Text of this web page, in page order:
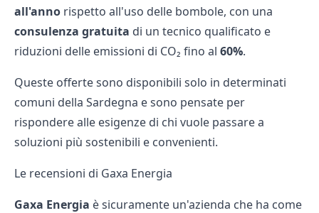
all'anno rispetto all'uso delle bombole, con una
consulenza gratuita di un tecnico qualificato e
riduzioni delle emissioni di CO₂ fino al 60%.
Queste offerte sono disponibili solo in determinati
comuni della Sardegna e sono pensate per
rispondere alle esigenze di chi vuole passare a
soluzioni più sostenibili e convenienti.
Le recensioni di Gaxa Energia
Gaxa Energia è sicuramente un'azienda che ha come